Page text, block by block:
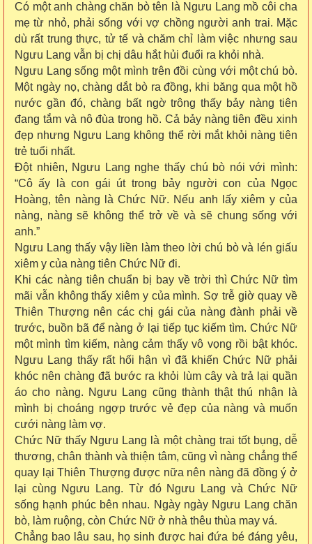
Có một anh chàng chăn bò tên là Ngưu Lang mồ côi cha
mẹ từ nhỏ, phải sống với vợ chồng người anh trai. Mặc
dù rất trung thực, tử tế và chăm chỉ làm việc nhưng sau
Ngưu Lang vẫn bị chị dâu hắt hủi đuổi ra khỏi nhà.
Ngưu Lang sống một mình trên đồi cùng với một chú bò.
Một ngày nọ, chàng dắt bò ra đồng, khi băng qua một hồ
nước gần đó, chàng bất ngờ trông thấy bảy nàng tiên
đang tắm và nô đùa trong hồ. Cả bảy nàng tiên đều xinh
đẹp nhưng Ngưu Lang không thể rời mắt khỏi nàng tiên
trẻ tuổi nhất.
Đột nhiên, Ngưu Lang nghe thấy chú bò nói với mình:
“Cô ấy là con gái út trong bảy người con của Ngọc
Hoàng, tên nàng là Chức Nữ. Nếu anh lấy xiêm y của
nàng, nàng sẽ không thể trở về và sẽ chung sống với
anh.”
Ngưu Lang thấy vậy liền làm theo lời chú bò và lén giấu
xiêm y của nàng tiên Chức Nữ đi.
Khi các nàng tiên chuẩn bị bay về trời thì Chức Nữ tìm
mãi vẫn không thấy xiêm y của mình. Sợ trễ giờ quay về
Thiên Thượng nên các chị gái của nàng đành phải về
trước, buồn bã để nàng ở lại tiếp tục kiếm tìm. Chức Nữ
một mình tìm kiếm, nàng cảm thấy vô vọng rồi bật khóc.
Ngưu Lang thấy rất hối hận vì đã khiến Chức Nữ phải
khóc nên chàng đã bước ra khỏi lùm cây và trả lại quần
áo cho nàng. Ngưu Lang cũng thành thật thú nhận là
mình bị choáng ngợp trước vẻ đẹp của nàng và muốn
cưới nàng làm vợ.
Chức Nữ thấy Ngưu Lang là một chàng trai tốt bụng, dễ
thương, chân thành và thiện tâm, cũng vì nàng chẳng thể
quay lại Thiên Thượng được nữa nên nàng đã đồng ý ở
lại cùng Ngưu Lang. Từ đó Ngưu Lang và Chức Nữ
sống hạnh phúc bên nhau. Ngày ngày Ngưu Lang chăn
bò, làm ruộng, còn Chức Nữ ở nhà thêu thùa may vá.
Chẳng bao lâu sau, họ sinh được hai đứa bé đáng yêu,